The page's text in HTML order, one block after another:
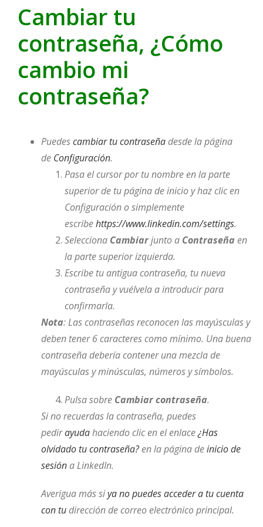
Cambiar tu
contraseña, ¿Cómo
cambio mi
contraseña?
Puedescambiar tu contraseñadesde la página
de Configuración.
Pasa el cursor por tu nombre en la parte
superior de tu página de inicio y haz clic en
Configuración o simplemente
escribehttps://www.linkedin.com/settings.
Selecciona Cambiarjunto a Contraseña en
la parte superior izquierda.
Escribe tu antigua contraseña, tu nueva
contraseña y vuélvela a introducir para
confirmarla.
Nota: Las contraseñas reconocen las mayúsculas y
deben tener 6 caracteres como mínimo. Una buena
contraseña debería contener una mezcla de
mayúsculas y minúsculas, números y símbolos.
Pulsa sobre Cambiar contraseña.
Si no recuerdas la contraseña, puedes
pedirayudahaciendo clic en el enlace¿Has
olvidado tu contraseña?en la página deinicio de
sesióna LinkedIn.
Averigua más siya no puedes acceder a tu cuenta
con tudirección de correo electrónico principal.